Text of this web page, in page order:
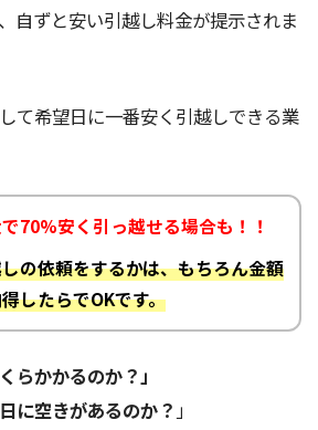
自ずと安い引越し料金が提示されま
て希望日に一番安く引越しできる業
70%安く引っ越せる場合も！！
の依頼をするかは、もちろん金額
したらでOKです。
らかかるのか？」
に空きがあるのか？」